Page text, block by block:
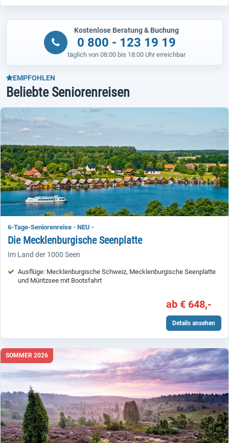
Kostenlose Beratung & Buchung
0 800 - 123 19 19
täglich von 08:00 bis 18:00 Uhr erreichbar
EMPFOHLEN
Beliebte Seniorenreisen
6-Tage-Seniorenreise - NEU -
Die Mecklenburgische Seenplatte
Im Land der 1000 Seen
Ausflüge: Mecklenburgische Schweiz, Mecklenburgische Seenplatte
und Müritzsee mit Bootsfahrt
ab € 648,-
Details ansehen
SOMMER 2026